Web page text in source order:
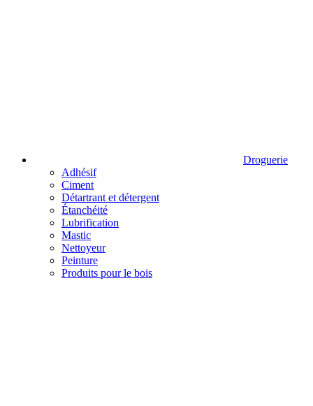
Droguerie
Adhésif
Ciment
Détartrant et détergent
Étanchéité
Lubrification
Mastic
Nettoyeur
Peinture
Produits pour le bois